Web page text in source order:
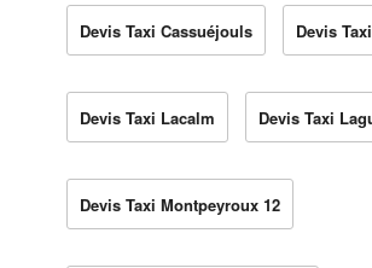
Devis Taxi Cassuéjouls Devis
Devis Taxi Lacalm Devis Taxi
Devis Taxi Montpeyroux 12